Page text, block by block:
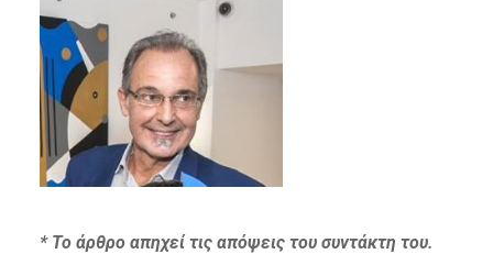
* Το άρθρο απηχεί τις απόψεις του συντάκτη του.